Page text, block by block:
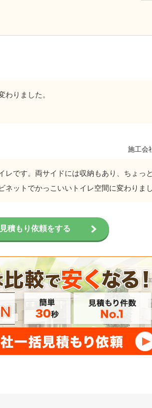
りました。
施工会
レです。両サイドには収納もあり、ちょっ
ットでかっこいいトイレ空間に変わりまし
積もり依頼をする